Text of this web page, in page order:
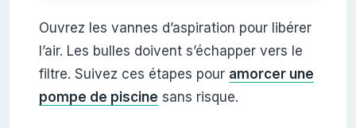
Ouvrez les vannes d’aspiration pour libérer
l’air. Les bulles doivent s’échapper vers le
filtre. Suivez ces étapes pour amorcer une
pompe de piscine sans risque.